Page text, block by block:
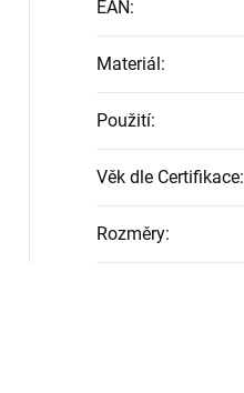
EAN:
Materiál:
Použití:
Věk dle Certifikace:
Rozměry: